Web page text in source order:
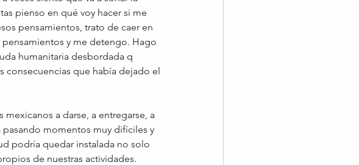
pienso en qué voy hacer si me
pensamientos, trato de caer en
y me detengo. Hago
humanitaria desbordada q
consecuencias que había dejado el
a darse, a entregarse, a
momentos muy difíciles y
podría quedar instalada no solo
de nuestras actividades.